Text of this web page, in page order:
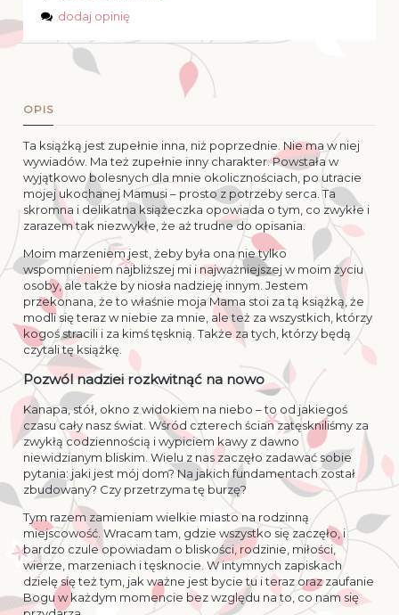
dodaj opinię
OPIS
Ta książką jest zupełnie inna, niż poprzednie. Nie ma w niej
wywiadów. Ma też zupełnie inny charakter. Powstała w
wyjątkowo bolesnych dla mnie okolicznościach, po utracie
mojej ukochanej Mamusi – prosto z potrzeby serca. Ta
skromna i delikatna książeczka opowiada o tym, co zwykłe i
zarazem tak niezwykłe, że aż trudne do opisania.
Moim marzeniem jest, żeby była ona nie tylko
wspomnieniem najbliższej mi i najważniejszej w moim życiu
osoby, ale także by niosła nadzieję innym. Jestem
przekonana, że to właśnie moja Mama stoi za tą książką, że
modli się teraz w niebie za mnie, ale też za wszystkich, którzy
kogoś stracili i za kimś tęsknią. Także za tych, którzy będą
czytali tę książkę.
Pozwól nadziei rozkwitnąć na nowo
Kanapa, stół, okno z widokiem na niebo – to od jakiegoś
czasu cały nasz świat. Wśród czterech ścian zatęskniliśmy za
zwykłą codziennością i wypiciem kawy z dawno
niewidzianym bliskim. Wielu z nas zaczęło zadawać sobie
pytania: jaki jest mój dom? Na jakich fundamentach został
zbudowany? Czy przetrzyma tę burzę?
Tym razem zamieniam wielkie miasto na rodzinną
miejscowość. Wracam tam, gdzie wszystko się zaczęło, i
bardzo czule opowiadam o bliskości, rodzinie, miłości,
wierze, marzeniach i tęsknocie. W intymnych zapiskach
dzielę się też tym, jak ważne jest bycie tu i teraz oraz zaufanie
Bogu w każdym momencie bez względu na to, co nam się